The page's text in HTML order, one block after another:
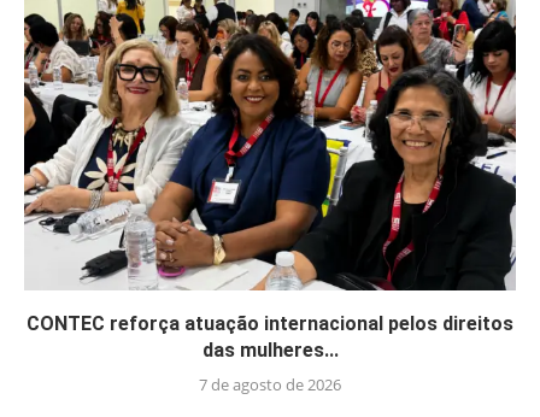
CONTEC reforça atuação internacional pelos direitos
das mulheres...
7 de agosto de 2026